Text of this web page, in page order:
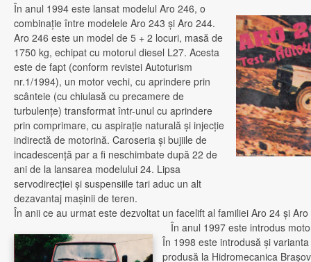
În anul 1994 este lansat modelul Aro 246, o
combinaţie între modelele Aro 243 şi Aro 244.
Aro 246 este un model de 5 + 2 locuri, masă de
1750 kg, echipat cu motorul diesel L27. Acesta
este de fapt (conform revistei Autoturism
nr.1/1994), un motor vechi, cu aprindere prin
scânteie (cu chiulasă cu precamere de
turbulenţe) transformat într-unul cu aprindere
prin comprimare, cu aspiraţie naturală şi injecţie
indirectă de motorină. Caroseria şi bujiile de
incadescenţă par a fi neschimbate după 22 de
ani de la lansarea modelului 24. Lipsa
servodirecţiei şi suspensiile tari aduc un alt
dezavantaj maşinii de teren.
În anii ce au urmat este dezvoltat un facelift al familiei Aro 24 şi Aro
În anul 1997 este introdus
În 1998 este introdusă şi
produsă la Hidromecanica